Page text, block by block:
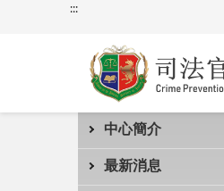
:::
中心簡介
最新消息